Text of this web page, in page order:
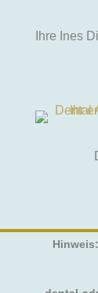
Ihre Ines
Hinweis: